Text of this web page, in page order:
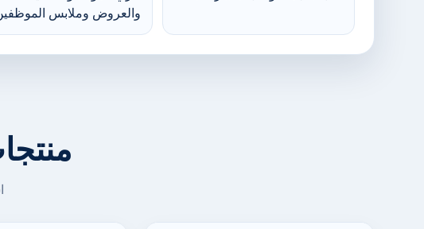
والعروض وملابس